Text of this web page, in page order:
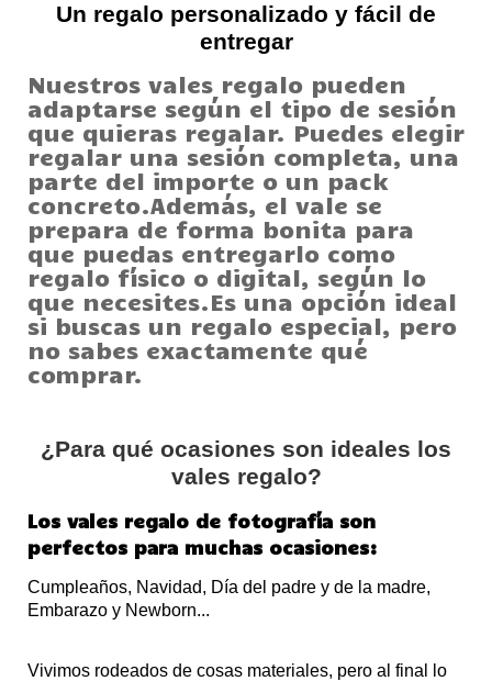
Un regalo personalizado y fácil de
entregar
Nuestros vales regalo pueden
adaptarse según el tipo de sesión
que quieras regalar. Puedes elegir
regalar una sesión completa, una
parte del importe o un pack
concreto.Además, el vale se
prepara de forma bonita para
que puedas entregarlo como
regalo físico o digital, según lo
que necesites.Es una opción ideal
si buscas un regalo especial, pero
no sabes exactamente qué
comprar.
¿Para qué ocasiones son ideales los
vales regalo?
Los vales regalo de fotografía son
perfectos para muchas ocasiones:
Cumpleaños, Navidad, Día del padre y de la madre,
Embarazo y Newborn...
Vivimos rodeados de cosas materiales, pero al final lo